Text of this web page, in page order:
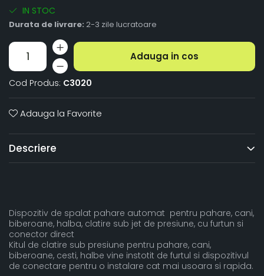
IN STOC
Durata de livrare: 2-3 zile lucratoare
Adauga in cos
Cod Produs: C3020
Adauga la Favorite
Descriere
Dispozitiv de spalat pahare automat pentru pahare, cani,
biberoane, halba, clatire sub jet de presiune, cu furtun si
conector direct
Kitul de clatire sub presiune pentru pahare, cani,
biberoane, cesti, halbe vine instotit de furtul si dispozitivul
de conectare pentru o instalare cat mai usoara si rapida.